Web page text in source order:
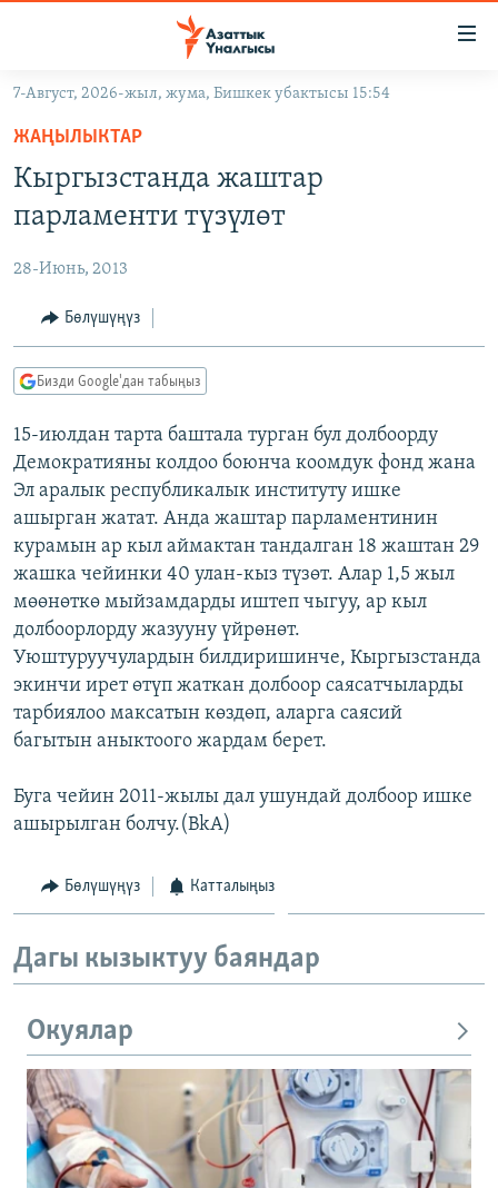
Навигацияга
өтүңүз
Издөөгө
салыңызКЫРГЫЗСТАН
ЭКОНОМИКА
МАДАНИЯТ
ДҮЙНӨ
БОРБОР АЗИЯ
УКРАИНА
АТАЙЫН ИЛИКТӨӨ
ТВ ПРОГРАММАЛАР
ЭКСПЕРТТЕР ТАЛДАЙТ
БИЗ ЖАНА ДҮЙНӨ
ДАНИСТЕ
ЭЖЕ-СИҢДИЛЕР
ЫҢГАЙСЫЗ СУРООЛОР
ӨЗГӨЧӨ ПИКИР
Русский
ОНЛАЙН ШЕРИНЕ
ЭЕ/АРнун бардык сайттары
7-Август, 2026-жыл, жума, Бишкек убактысы 15:54
ЖАҢЫЛЫКТАР
Кыргызстанда жаштар
парламенти түзүлөт
28-Июнь, 2013
Бөлүшүңүз
Бизди Google'дан табыңыз
15-июлдан тарта баштала турган бул долбоорду
Демократияны колдоо боюнча коомдук фонд жана
Эл аралык республикалык институту ишке
ашырган жатат. Анда жаштар парламентинин
курамын ар кыл аймактан тандалган 18 жаштан 29
жашка чейинки 40 улан-кыз түзөт. Алар 1,5 жыл
мөөнөткө мыйзамдарды иштеп чыгуу, ар кыл
долбоорлорду жазууну үйрөнөт.
Уюштуруучулардын билдиришинче, Кыргызстанда
экинчи ирет өтүп жаткан долбоор саясатчыларды
тарбиялоо максатын көздөп, аларга саясий
багытын аныктоого жардам берет.
Буга чейин 2011-жылы дал ушундай долбоор ишке
ашырылган болчу.(BkA)
Бөлүшүңүз Катталыңыз
Дагы кызыктуу баяндар
Окуялар